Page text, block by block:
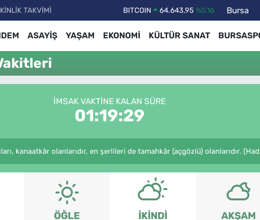
TAKVİMİ BITCOIN 64.643,95 %0.16
BİST100
Bursa
ASAYİŞ YAŞAM EKONOMİ KÜLTÜR SANAT
İMSAK VAKTINE KALAN SÜRE
01:19:28
kanaatkâr olanlarıdır, en şerlileri de tamahkâr (açgözlü) olanlarıdır.
ÖĞLE İKINDI AKŞAM